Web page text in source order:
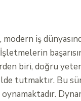
modern iş
biri, doğru
tutmaktır. Bu